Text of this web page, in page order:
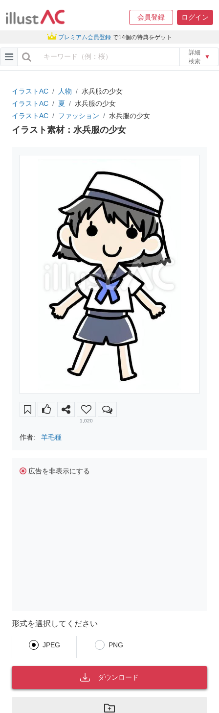
会員登録 ログイン
プレミアム会員登録 で14個の特典をゲット
詳細
検索
▼
イラストAC 人物
水兵服の少女
イラストAC
夏
水兵服の少女
イラストAC
ファッション 水兵服の少女
イラスト素材：水兵服の少女
1,020
作者: 羊毛種
広告を非表示にする
形式を選択してください
JPEG PNG
ダウンロード